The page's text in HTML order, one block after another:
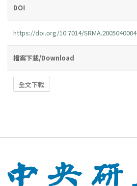
DOI
https://doi.org/10.7014/SRMA.2005040004
檔案下載/Download
全文下載